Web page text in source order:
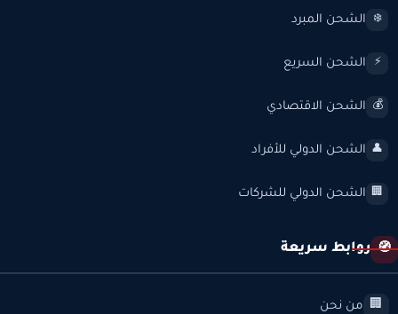
❄️ الشحن المبرد
⚡ الشحن السريع
💰 الشحن الاقتصادي
👤 الشحن الدولي للأفراد
🏢 الشحن الدولي للشركات
🧭 روابط سريعة
🏢 من نحن